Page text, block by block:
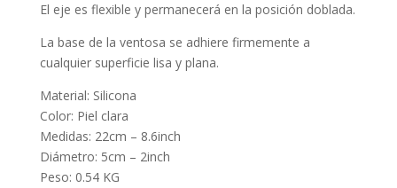
El eje es flexible y permanecerá en la posición doblada.
La base de la ventosa se adhiere firmemente a
cualquier superficie lisa y plana.
Material: Silicona
Color: Piel clara
Medidas: 22cm – 8.6inch
Diámetro: 5cm – 2inch
Peso: 0.54 KG